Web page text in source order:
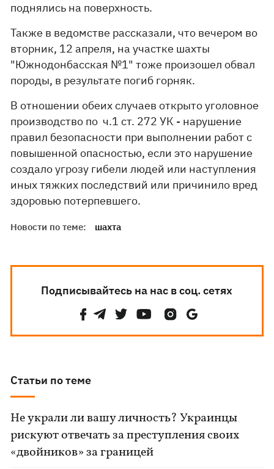
поднялись на поверхность.
Также в ведомстве рассказали, что вечером во
вторник, 12 апреля, на участке шахты
"Южнодонбасская №1" тоже произошел обвал
породы, в результате погиб горняк.
В отношении обеих случаев открыто уголовное
производство по ч.1 ст. 272 УК - нарушение
правил безопасности при выполнении работ с
повышенной опасностью, если это нарушение
создало угрозу гибели людей или наступления
иных тяжких последствий или причинило вред
здоровью потерпевшего.
Новости по теме: шахта
Подписывайтесь на нас в соц. сетях
Статьи по теме
Не украли ли вашу личность? Украинцы
рискуют отвечать за преступления своих
«двойников» за границей